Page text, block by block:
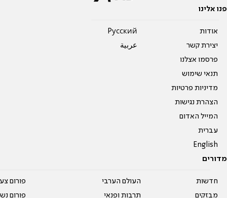
פנו אלינו
אודות
יצירת קשר
פרסמו אצלנו
תנאי שימוש
מדיניות פרטיות
הצהרת נגישות
המייל האדום
עברית
English
Pусский
عربية
מדורים
חדשות
מבזקים
העולם הערבי
תרבות ופנאי
פורום
פורום